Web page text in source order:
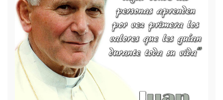
Convocatoria Pública para la Licitación de Tiendas
Escolares – Vigencia 2026
Ejecución Presupuestal de Ingresos – Informe 2024
BIENESTAR INSTITUCIONAL 2023